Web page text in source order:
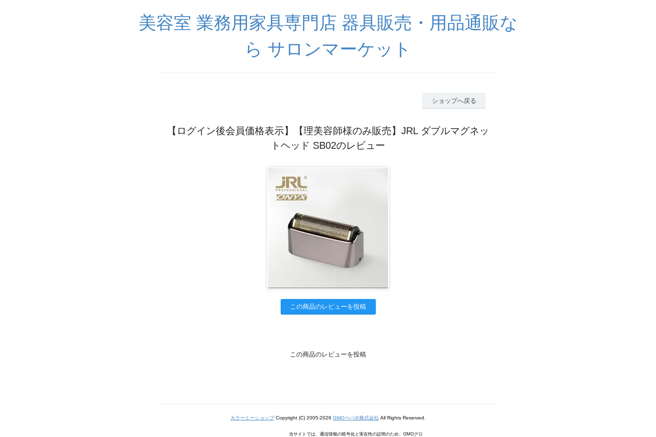
美容室 業務用家具専門店 器具販売・用品通販な
ら サロンマーケット
ショップへ戻る
【ログイン後会員価格表示】【理美容師様のみ販売】JRL ダブルマグネッ
トヘッド SB02のレビュー
この商品のレビューを投稿
この商品のレビューを投稿
カラーミーショップCopyright (C) 2005-2026 GMOペパボ株式会社 All Rights Reserved.
当サイトでは、通信情報の暗号化と実在性の証明のため、GMOグロ